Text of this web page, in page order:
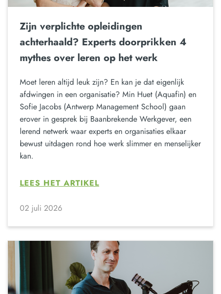
Zijn verplichte opleidingen
achterhaald? Experts doorprikken 4
mythes over leren op het werk
Moet leren altijd leuk zijn? En kan je dat eigenlijk
afdwingen in een organisatie? Min Huet (Aquafin) en
Sofie Jacobs (Antwerp Management School) gaan
erover in gesprek bij Baanbrekende Werkgever, een
lerend netwerk waar experts en organisaties elkaar
bewust uitdagen rond hoe werk slimmer en menselijker
kan.
LEES HET ARTIKEL
02 juli 2026